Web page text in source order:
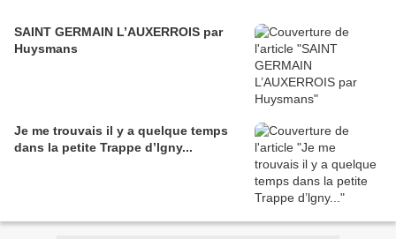
SAINT GERMAIN L’AUXERROIS par
Huysmans
Je me trouvais il y a quelque temps
dans la petite Trappe d’lgny...